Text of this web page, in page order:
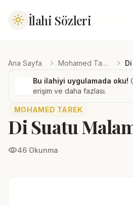
light_mode İlahi Sözleri
Ana Sayfa chevron_right Mohamed Tarek chevron_right
Bu ilahiyi uygulamada oku!
erişim ve daha fazlası.
MOHAMED TAREK
Di Suatu
visibility46 Okunma